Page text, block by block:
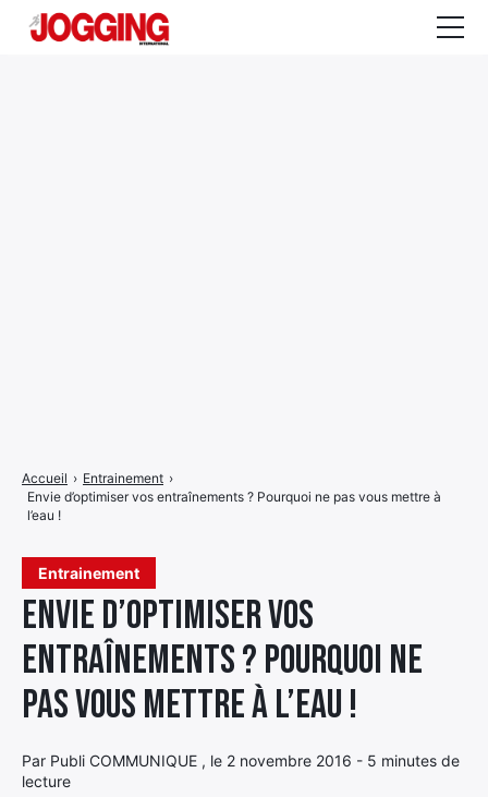
Entrainement
Envie d’optimiser vos
entraînements ? Pourquoi ne
pas vous mettre à l’eau !
Par Publi COMMUNIQUE , le 2 novembre 2016 - 5 minutes de
lecture
Accueil › Entrainement ›
Envie d’optimiser vos entraînements ? Pourquoi ne pas vous mettre à
l’eau !
menumenu